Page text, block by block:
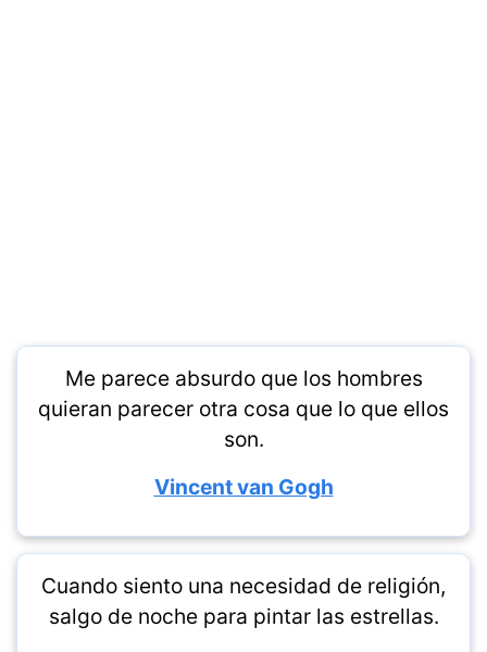
Me parece absurdo que los hombres
quieran parecer otra cosa que lo que ellos
son.
Vincent van Gogh
Cuando siento una necesidad de religión,
salgo de noche para pintar las estrellas.